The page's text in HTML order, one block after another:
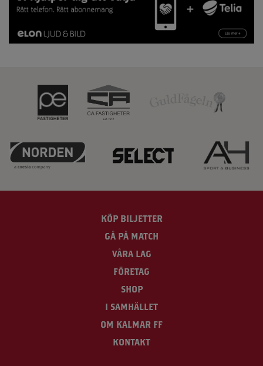
KÖP BILJETTER
GÅ PÅ MATCH
VÅRA LAG
FÖRETAG
SHOP
I SAMHÄLLET
OM KALMAR FF
KONTAKT